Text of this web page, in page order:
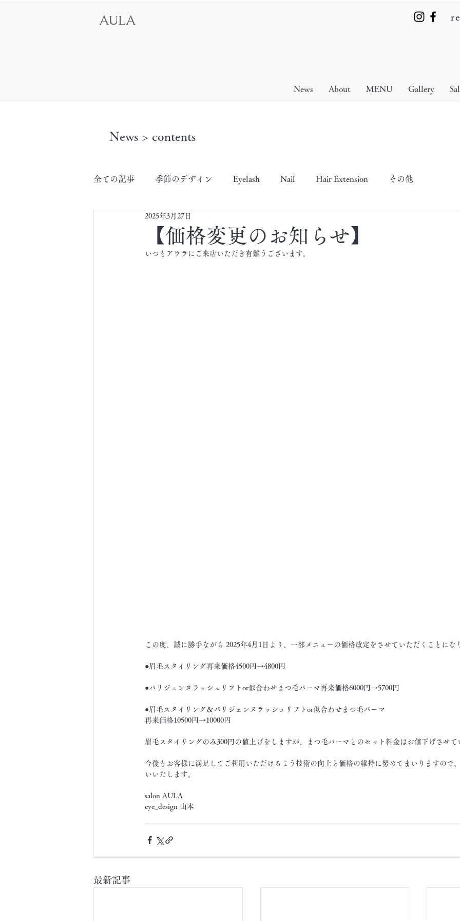
AULA
News About MENU Gallery
News > contents
全ての記事 季節のデザイン Eyelash Nail Hair Extension その他
【価格変更のお知らせ】
2025年3月27日
いつもアウラにご来店いただき有難うございます。
この度、誠に勝手ながら 2025年4月1日より、一部メニューの価格改定をさせていただくことに
●眉毛スタイリング再来価格4500円→4800円
●パリジェンヌラッシュリフトor似合わせまつ毛パーマ再来価格6000円→5700円
●眉毛スタイリング＆パリジェンヌラッシュリフトor似合わせまつ毛パーマ
再来価格10500円→10000円
眉毛スタイリングのみ300円の値上げをしますが、まつ毛パーマとのセット料金はお値下げさせて
今後もお客様に満足してご利用いただけるよう技術の向上と価格の維持に努めてまいりますので
いいたします。
salon AULA
eye_design 山本
最新記事